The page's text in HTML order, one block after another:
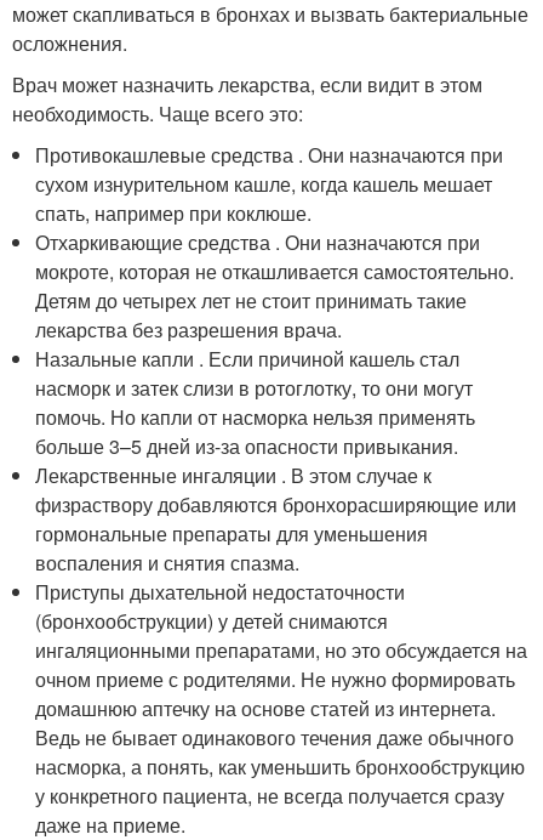
может скапливаться в бронхах и вызвать бактериальные
осложнения.
Врач может назначить лекарства, если видит в этом
необходимость. Чаще всего это:
Противокашлевые средства . Они назначаются при
сухом изнурительном кашле, когда кашель мешает
спать, например при коклюше.
Отхаркивающие средства . Они назначаются при
мокроте, которая не откашливается самостоятельно.
Детям до четырех лет не стоит принимать такие
лекарства без разрешения врача.
Назальные капли . Если причиной кашель стал
насморк и затек слизи в ротоглотку, то они могут
помочь. Но капли от насморка нельзя применять
больше 3–5 дней из-за опасности привыкания.
Лекарственные ингаляции . В этом случае к
физраствору добавляются бронхорасширяющие или
гормональные препараты для уменьшения
воспаления и снятия спазма.
Приступы дыхательной недостаточности
(бронхообструкции) у детей снимаются
ингаляционными препаратами, но это обсуждается на
очном приеме с родителями. Не нужно формировать
домашнюю аптечку на основе статей из интернета.
Ведь не бывает одинакового течения даже обычного
насморка, а понять, как уменьшить бронхообструкцию
у конкретного пациента, не всегда получается сразу
даже на приеме.